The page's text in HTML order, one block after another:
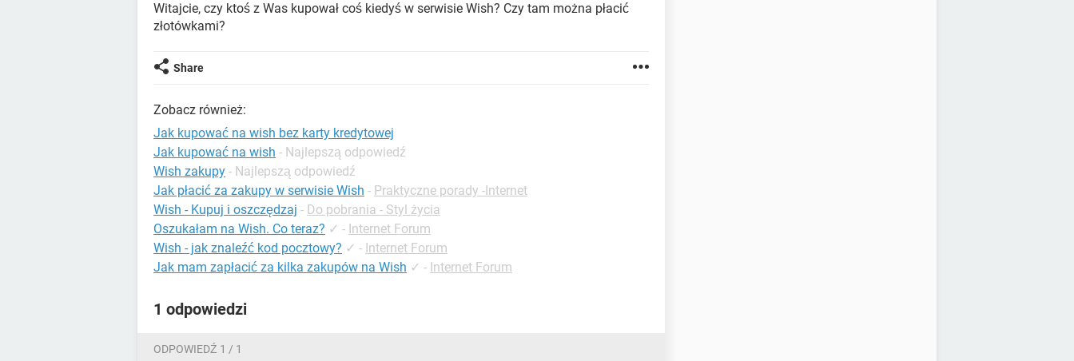
Witajcie, czy ktoś z Was kupował coś kiedyś w serwisie Wish? Czy tam można płacić
złotówkami?
Share
Zobacz również:
Jak kupować na wish bez karty kredytowej
Jak kupować na wish - Najlepszą odpowiedź
Wish zakupy - Najlepszą odpowiedź
Jak płacić za zakupy w serwisie Wish - Praktyczne porady -Internet
Wish - Kupuj i oszczędzaj - Do pobrania - Styl życia
Oszukałam na Wish. Co teraz? ✓ - Internet Forum
Wish - jak znaleźć kod pocztowy? ✓ - Internet Forum
Jak mam zapłacić za kilka zakupów na Wish ✓ - Internet Forum
1 odpowiedzi
ODPOWIEDŹ 1 / 1